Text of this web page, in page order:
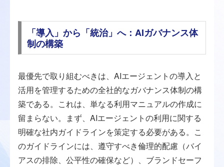
「導入」から「統治」へ：AIガバナンス体
制の構築
最優先で取り組むべきは、AIエージェントの導入と
活用を管理するための全社的なガバナンス体制の構
築である。これは、単なる利用マニュアルの作成に
留まらない。まず、AIエージェントの利用に関する
明確な社内ガイドラインを策定する必要がある。こ
のガイドラインには、遵守すべき倫理的配慮（バイ
アスの排除、公平性の確保など）、ブランドセーフ